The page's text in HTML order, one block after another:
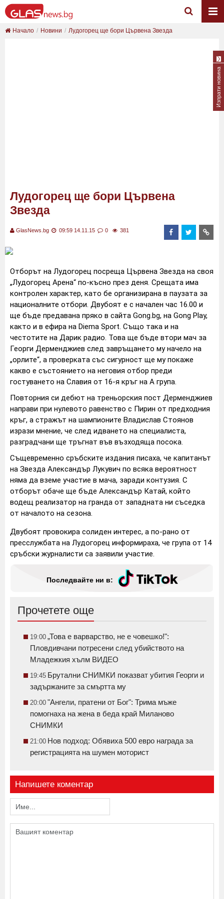
Начало Новини Лудогорец ще бори Цървена Звезда
Лудогорец ще бори Цървена
Звезда
GlasNews.bg 09:59 14.11.15 0 381
Отборът на Лудогорец посреща Цървена Звезда на своя
„Лудогорец Арена“ по-късно през деня. Срещата има
контролен характер, като бе организирана в паузата за
националните отбори. Двубоят е с начален час 16.00 и
ще бъде предавана пряко в сайта Gong.bg, на Gong Play,
както и в ефира на Diema Sport. Също така и на
честотите на Дарик радио. Това ще бъде втори мач за
Георги Дерменджиев след завръщането му начело на
„орлите“, а проверката със сигурност ще му покаже
какво е състоянието на неговия отбор преди
гостуването на Славия от 16-я кръг на А група.
Повторния си дебют на треньорския пост Дерменджиев
направи при нулевото равенство с Пирин от предходния
кръг, а стражът на шампионите Владислав Стоянов
изрази мнение, че след идването на специалиста,
разградчани ще тръгнат във възходяща посока.
Същевременно сръбските издания писаха, че капитанът
на Звезда Александър Лукувич по всяка вероятност
няма да вземе участие в мача, заради контузия. С
отборът обаче ще бъде Александър Катай, който
водещ реализатор на гранда от западната ни съседка
от началото на сезона.
Двубоят провокира солиден интерес, а по-рано от
пресслужбата на Лудогорец информираха, че група от 14
сръбски журналисти са заявили участие.
Последвайте ни в:
Прочетете още
19:00 „Това е варварство, не е човешко!":
Пловдивчани потресени след убийството на
Младежкия хълм ВИДЕО
19:45 Брутални СНИМКИ показват убития Георги и
задържаните за смъртта му
20:00 "Ангели, пратени от Бог": Трима мъже
помогнаха на жена в беда край Миланово
СНИМКИ
21:00 Нов подход: Обявиха 500 евро награда за
регистрацията на шумен моторист
Напишете коментар
Изпрати новина